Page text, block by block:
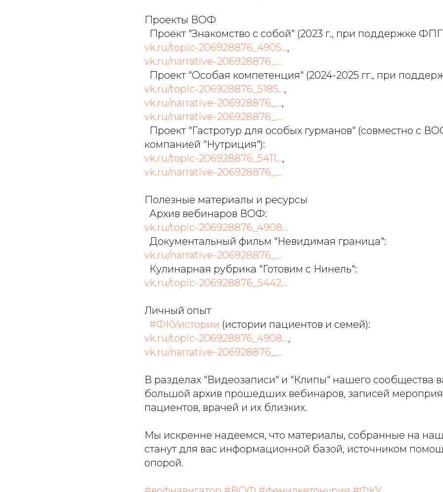
Проекты ВОФ
Проект "Знакомство с собой" (2023 г., при поддержке
vk.ru/topic-206928876_4905...,
vk.ru/narrative-206928876_...
Проект "Особая компетенция" (2024-2025 гг., при
vk.ru/topic-206928876_5185...,
vk.ru/narrative-206928876_...,
vk.ru/narrative-206928876_...
Проект "Гастротур для особых гурманов" (совместно с
компанией "Нутриция"):
vk.ru/topic-206928876_5411...,
vk.ru/narrative-206928876_...
Полезные материалы и ресурсы
Архив вебинаров ВОФ:
vk.ru/topic-206928876_4908...
Документальный фильм "Невидимая граница":
vk.ru/narrative-206928876_...
Кулинарная рубрика "Готовим с Нинель":
vk.ru/topic-206928876_5442...
Личный опыт
#ФКУистории (истории пациентов и семей):
vk.ru/topic-206928876_4908...,
vk.ru/narrative-206928876_...
В разделах "Видеозаписи" и "Клипы" нашего сообщества
большой архив прошедших вебинаров, записей
пациентов, врачей и их близких.
Мы искренне надеемся, что материалы, собранные на
станут для вас информационной базой, источником
опорой.